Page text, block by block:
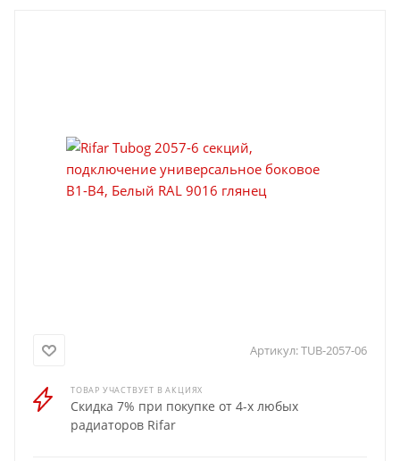
Артикул:TUB-2057-06
ТОВАР УЧАСТВУЕТ В АКЦИЯХ
Скидка 7% при покупке от 4-х любых
радиаторов Rifar